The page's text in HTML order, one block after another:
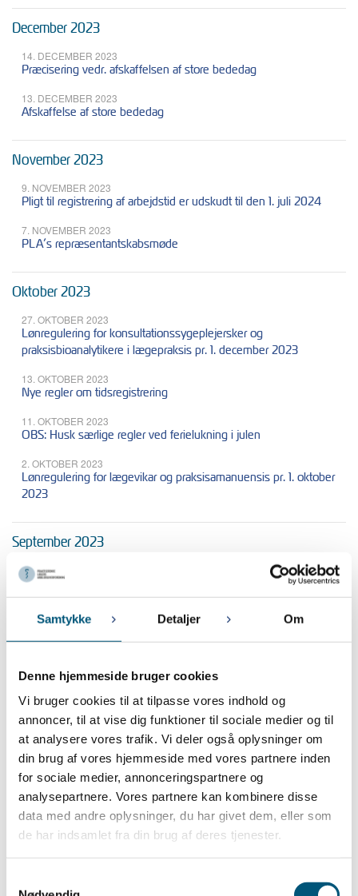
Samtykke Detaljer Om
Denne hjemmeside bruger cookies
Vi bruger cookies til at tilpasse vores indhold og
annoncer, til at vise dig funktioner til sociale medier og til
at analysere vores trafik. Vi deler også oplysninger om
din brug af vores hjemmeside med vores partnere inden
for sociale medier, annonceringspartnere og
analysepartnere. Vores partnere kan kombinere disse
data med andre oplysninger, du har givet dem, eller som
de har indsamlet fra din brug af deres tjenester.
December 2023
14. DECEMBER 2023
Præcisering vedr. afskaffelsen af store bededag
13. DECEMBER 2023
Afskaffelse af store bededag
November 2023
9. NOVEMBER 2023
Pligt til registrering af arbejdstid er udskudt til den 1. juli 2024
7. NOVEMBER 2023
PLA’s repræsentantskabsmøde
Oktober 2023
27. OKTOBER 2023
Lønregulering for konsultationssygeplejersker og
praksisbioanalytikere i lægepraksis pr. 1. december 2023
13. OKTOBER 2023
Nye regler om tidsregistrering
11. OKTOBER 2023
OBS: Husk særlige regler ved ferielukning i julen
2. OKTOBER 2023
Lønregulering for lægevikar og praksisamanuensis pr. 1. oktober
2023
September 2023
18. SEPTEMBER 2023
Lønregulering for ansatte læger i kapaciteter pr. 01-10-2023
August 2023
PLA afholder gå hjem-møder om lægens rolle som arbejdsgiver
Juli 2023
5. JULI 2023
PLA i sommerferien
Juni 2023
28. JUNI 2023